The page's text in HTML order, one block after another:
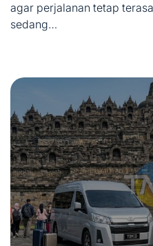
agar perjalanan tetap
sedang…